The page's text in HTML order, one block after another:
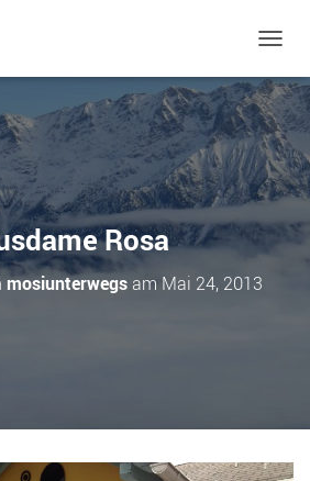
A
V
I
G
A
T
I
O
E
Rosa
mosiunterwegsam Mai 24, 2013